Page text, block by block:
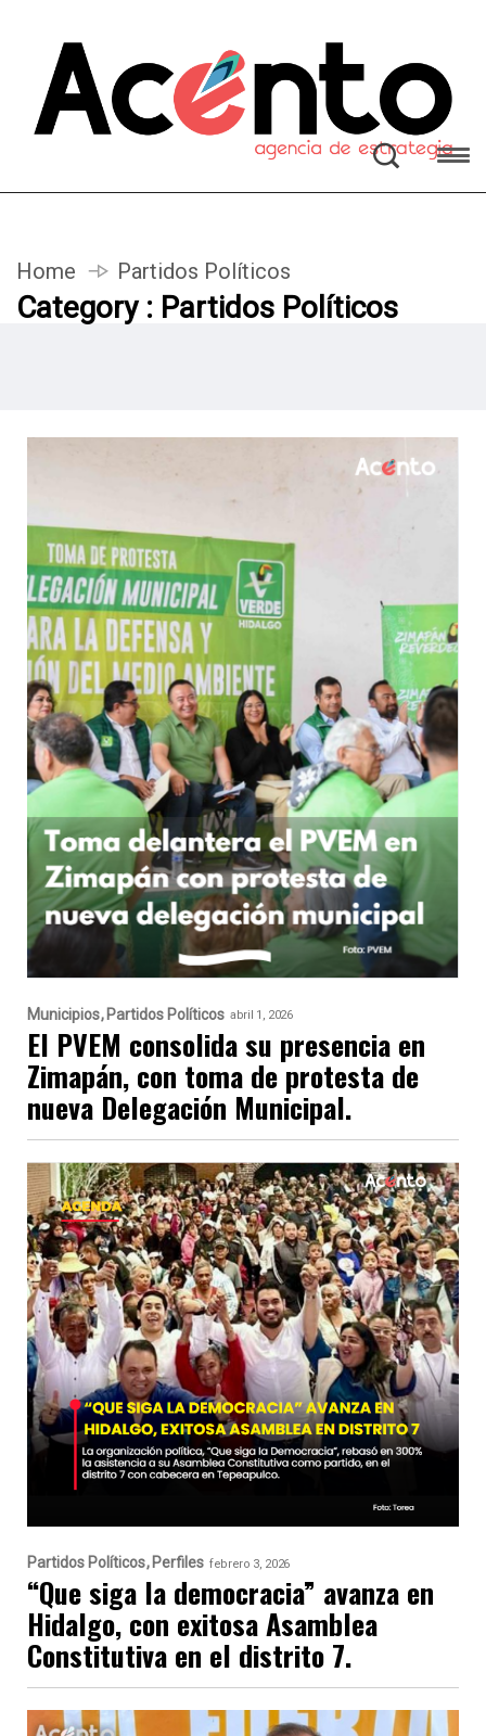
Home Partidos Políticos
Category : Partidos Políticos
Municipios Partidos Políticos abril 1, 2026
El PVEM consolida su presencia en
Zimapán, con toma de protesta de
nueva Delegación Municipal.
Partidos Políticos Perfiles febrero 3, 2026
“Que siga la democracia” avanza en
Hidalgo, con exitosa Asamblea
Constitutiva en el distrito 7.